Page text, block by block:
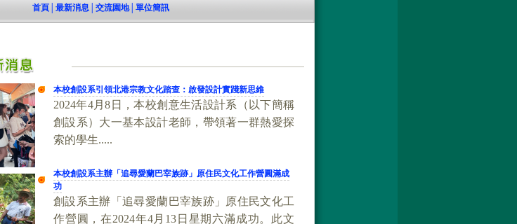
首頁│ 最新消息 交流園地│ 單位簡訊